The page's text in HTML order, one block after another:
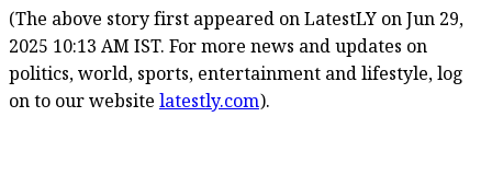
(The above story first appeared on LatestLY on Jun 29,
2025 10:13 AM IST. For more news and updates on
politics, world, sports, entertainment and lifestyle, log
on to our website latestly.com).